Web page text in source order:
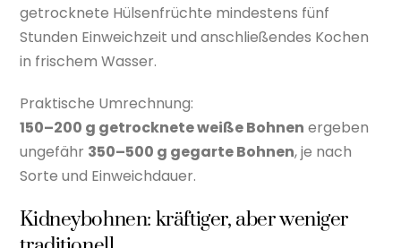
getrocknete Hülsenfrüchte mindestens fünf
Stunden Einweichzeit und anschließendes Kochen
in frischem Wasser.
Praktische Umrechnung:
150–200 g getrocknete weiße Bohnen ergeben
ungefähr 350–500 g gegarte Bohnen, je nach
Sorte und Einweichdauer.
Kidneybohnen: kräftiger, aber weniger